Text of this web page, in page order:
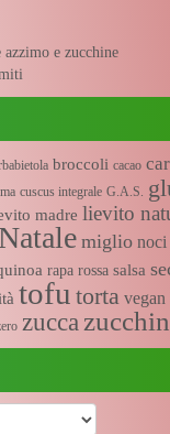
e zucchine
broccoli cacao
cuscus integrale G.A.S.
madre lievito
miglio noci
rapa rossa salsa
tofu torta vegan
zucca